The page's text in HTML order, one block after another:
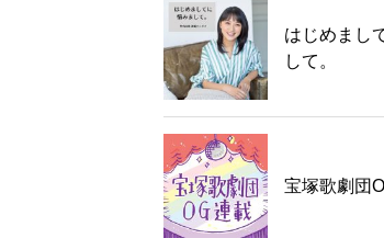
はじめまし
して。
宝塚歌劇団